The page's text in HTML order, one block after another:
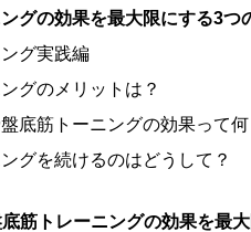
グの効果を最大限にする3つ
グ実践編
グのメリットは？
底筋トーニングの効果って何
グを続けるのはどうして？
底筋トレーニングの効果を最